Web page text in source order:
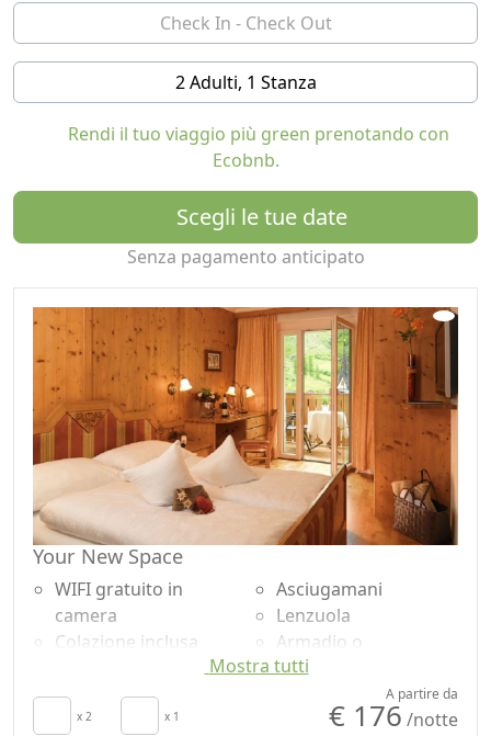
2 Adulti, 1 Stanza
Rendi il tuo viaggio più green prenotando con
Ecobnb.
Scegli le tue date
Senza pagamento anticipato
Your New Space
WIFI gratuito in
camera
Colazione inclusa
Riscaldamento
autonomo
Asciugamani
Lenzuola
Armadio o
Guardaroba
Pavimento in legno
Mostra tutti
x 2 x 1
A partire da
€ 176 /notte